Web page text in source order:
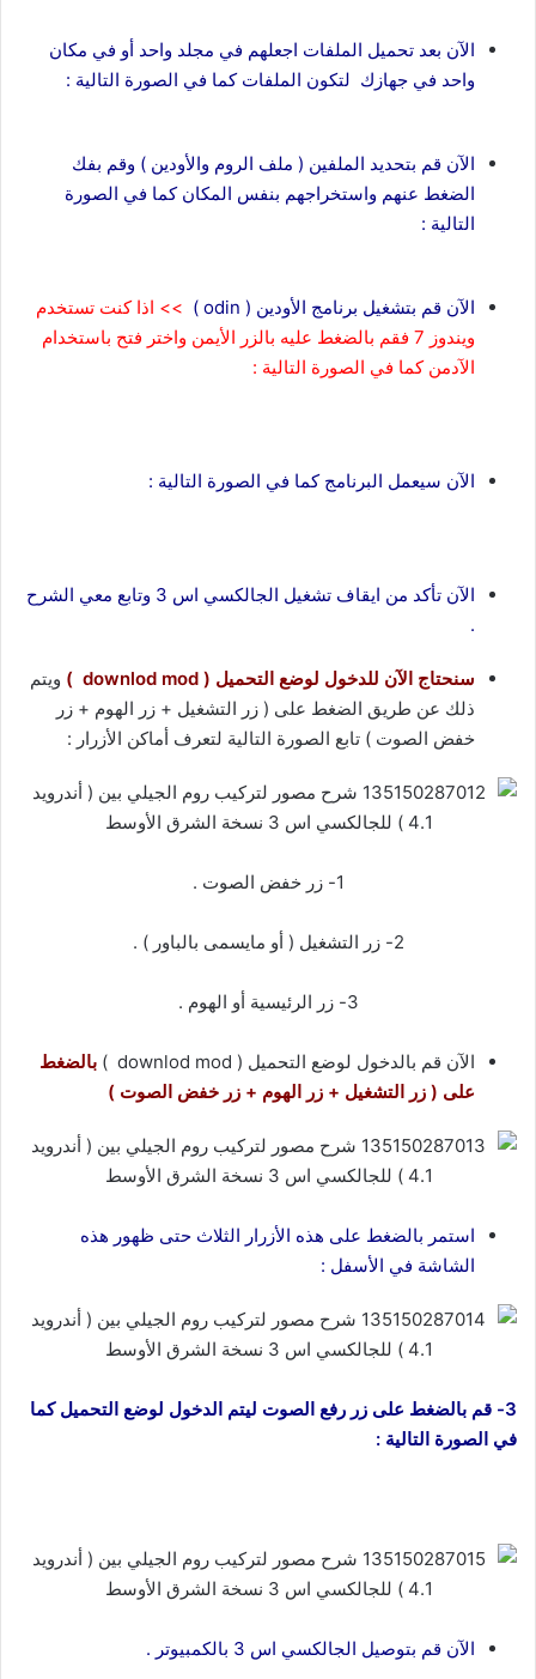
الآن بعد تحميل الملفات اجعلهم في مجلد واحد أو في مكان
واحد في جهازك لتكون الملفات كما في الصورة التالية :
الآن قم بتحديد الملفين ( ملف الروم والأودين ) وقم بفك
الضغط عنهم واستخراجهم بنفس المكان كما في الصورة
التالية :
الآن قم بتشغيل برنامج الأودين ( odin )
>> اذا كنت تستخدم
ويندوز 7 فقم بالضغط عليه بالزر الأيمن واختر فتح باستخدام
الآدمن كما في الصورة التالية :
الآن سيعمل البرنامج كما في الصورة التالية :
الآن تأكد من ايقاف تشغيل الجالكسي اس 3 وتابع معي الشرح
.
سنحتاج الآن للدخول لوضع التحميل ( downlod mod )
ويتم
ذلك عن طريق الضغط على ( زر التشغيل + زر الهوم + زر
خفض الصوت ) تابع الصورة التالية لتعرف أماكن الأزرار :
1- زر خفض الصوت .
2- زر التشغيل ( أو مايسمى بالباور ) .
3- زر الرئيسية أو الهوم .
الآن قم بالدخول لوضع التحميل ( downlod mod )
بالضغط
على ( زر التشغيل + زر الهوم + زر خفض الصوت )
استمر بالضغط على هذه الأزرار الثلاث حتى ظهور هذه
الشاشة في الأسفل :
3- قم بالضغط على زر رفع الصوت ليتم الدخول لوضع التحميل كما
في الصورة التالية :
الآن قم بتوصيل الجالكسي اس 3 بالكمبيوتر .